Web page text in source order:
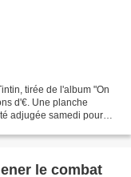
tirée de l'album "On
d'€. Une planche
adjugée samedi pour
le combat